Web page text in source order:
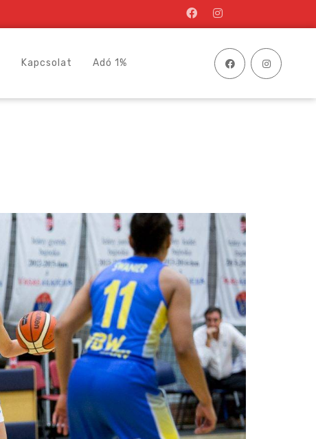
Kapcsolat Adó 1%